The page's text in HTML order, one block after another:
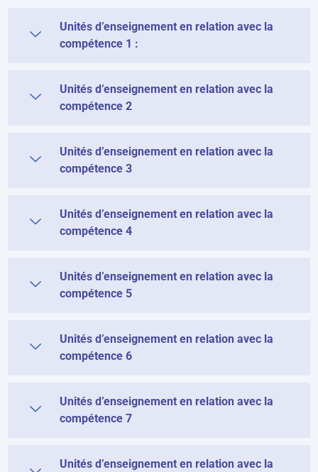
Unités d’enseignement en relation avec la
compétence 1 :
Unités d’enseignement en relation avec la
compétence 2
Unités d’enseignement en relation avec la
compétence 3
Unités d’enseignement en relation avec la
compétence 4
Unités d’enseignement en relation avec la
compétence 5
Unités d’enseignement en relation avec la
compétence 6
Unités d’enseignement en relation avec la
compétence 7
Unités d’enseignement en relation avec la